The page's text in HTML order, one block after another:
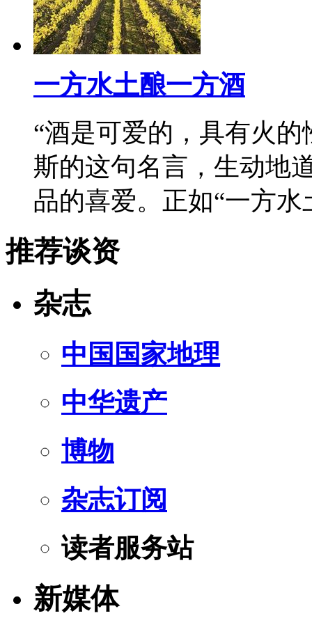
一方水土酿一方酒
“酒是可爱的，具有火
斯的这句名言，生动地
品的喜爱。正如“一方
推荐谈资
杂志
中国国家地理
中华遗产
博物
杂志订阅
读者服务站
新媒体